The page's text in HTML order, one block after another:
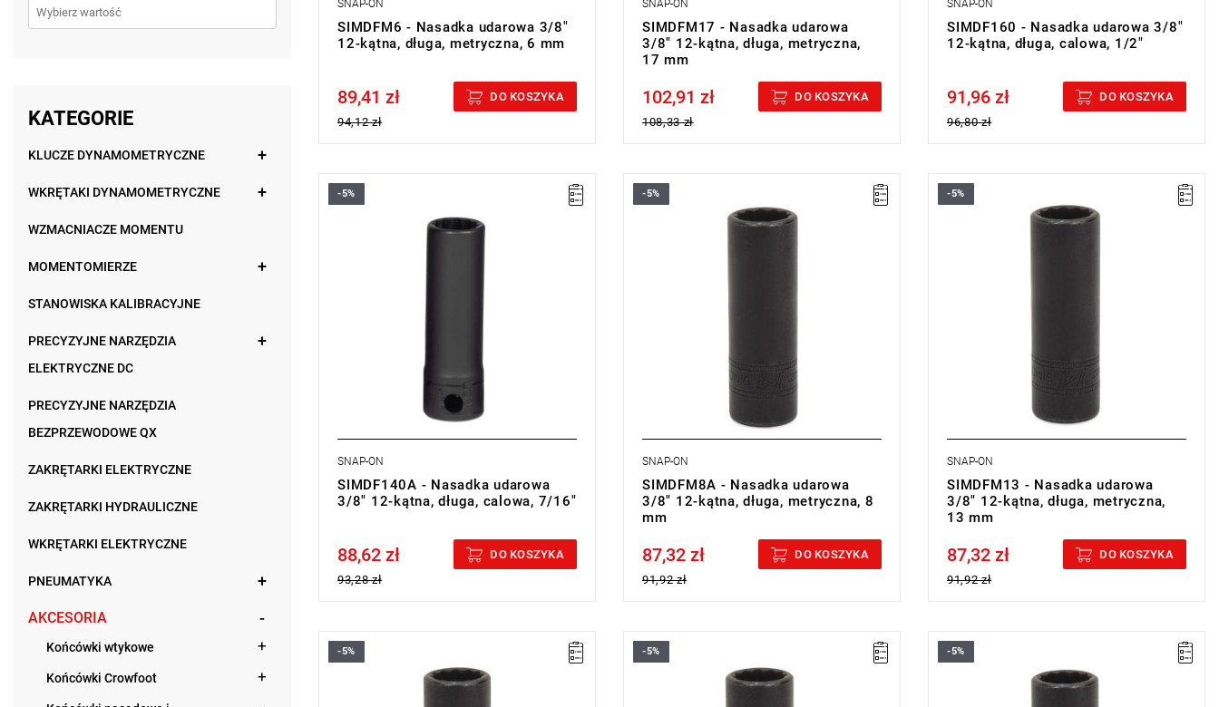
KATEGORIE
KLUCZE DYNAMOMETRYCZNE
WKRĘTAKI DYNAMOMETRYCZNE
WZMACNIACZE MOMENTU
MOMENTOMIERZE
STANOWISKA KALIBRACYJNE
PRECYZYJNE NARZĘDZIA
ELEKTRYCZNE DC
PRECYZYJNE NARZĘDZIA
BEZPRZEWODOWE QX
ZAKRĘTARKI ELEKTRYCZNE
ZAKRĘTARKI HYDRAULICZNE
WKRĘTARKI ELEKTRYCZNE
PNEUMATYKA
AKCESORIA
Końcówki wtykowe
Końcówki Crowfoot
SNAP-ON
SIMDFM6 - Nasadka udarowa 3/8"
12-kątna, długa, metryczna, 6 mm
Price tax included
89,41 zł
94,12 zł
DO KOSZYKA
SNAP-ON
SIMDFM17 - Nasadka udarowa
3/8" 12-kątna, długa, metryczna,
17 mm
Price tax included
102,91 zł
108,33 zł
DO KOSZYKA
SNAP-ON
SIMDF160 - Nasadka udarowa 3/8"
12-kątna, długa, calowa, 1/2"
Price tax included
91,96 zł
96,80 zł
DO KOSZYKA
-5%
SNAP-ON
SIMDF140A - Nasadka udarowa
3/8" 12-kątna, długa, calowa, 7/16"
Price tax included
88,62 zł
93,28 zł
DO KOSZYKA
-5%
SNAP-ON
SIMDFM8A - Nasadka udarowa
3/8" 12-kątna, długa, metryczna, 8
mm
Price tax included
87,32 zł
91,92 zł
DO KOSZYKA
-5%
SNAP-ON
SIMDFM13 - Nasadka udarowa
3/8" 12-kątna, długa, metryczna,
13 mm
Price tax included
87,32 zł
91,92 zł
DO KOSZYKA
-5% -5% -5%